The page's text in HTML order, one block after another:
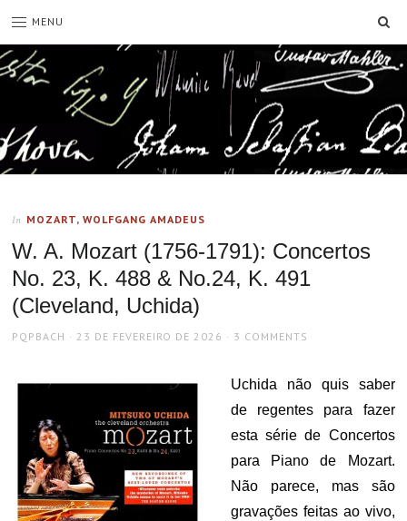
MENU
In MOZART, WOLFGANG AMADEUS
W. A. Mozart (1756-1791): Concertos
No. 23, K. 488 & No.24, K. 491
(Cleveland, Uchida)
AUTHOR
PQPBACH
POSTED
23 DE FEVEREIRO DE 2026 3 COMMENTS
Uchida não quis saber
de regentes para fazer
esta série de Concertos
para Piano de Mozart.
Não parece, mas são
gravações feitas ao vivo,